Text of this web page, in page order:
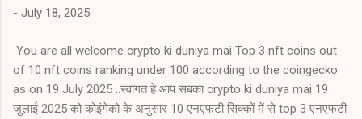
- July 18, 2025
You are all welcome crypto ki duniya mai Top 3 nft coins out
of 10 nft coins ranking under 100 according to the coingecko
as on 19 July 2025 ..स्वागत हे आप सबका crypto ki duniya mai 19
जुलाई 2025 को कोइंगेको के अनुसार 10 एनएफटी सिक्कों में से top 3 एनएफटी